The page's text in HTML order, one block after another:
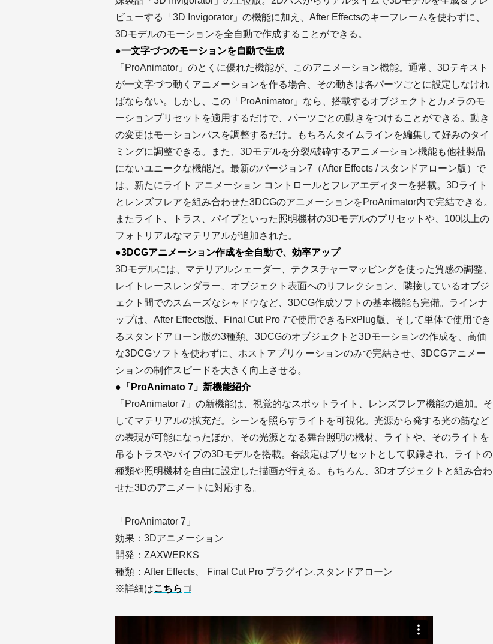
ビューする「3D Invigorator」の機能に加え、After Effectsのキーフレームを使わずに、
3Dモデルのモーションを全自動で作成することができる。
●一文字づつのモーションを自動で生成
「ProAnimator」のとくに優れた機能が、このアニメーション機能。通常、3Dテキスト
が一文字づつ動くアニメーションを作る場合、その動きは各パーツごとに設定しなけれ
ばならない。しかし、この「ProAnimator」なら、搭載するオブジェクトとカメラのモ
ーションプリセットを適用するだけで、パーツごとの動きをつけることができる。動き
の変更はモーションパスを調整するだけ。もちろんタイムラインを編集して好みのタイ
ミングに調整できる。また、3Dモデルを分裂/破砕するアニメーション機能も他社製品
にないユニークな機能だ。最新のバージョン7（After Effects / スタンドアローン版）で
は、新たにライト アニメーション コントロールとフレアエディターを搭載。3Dライト
とレンズフレアを組み合わせた3DCGのアニメーションをProAnimator内で完結できる。
またライト、トラス、パイプといった照明機材の3Dモデルのプリセットや、100以上の
フォトリアルなマテリアルが追加された。
●3DCGアニメーション作成を全自動で、効率アップ
3Dモデルには、マテリアルシェーダー、テクスチャーマッピングを使った質感の調整、
レイトレースレンダラー、オブジェクト表面へのリフレクション、隣接しているオブジ
ェクト間でのスムーズなシャドウなど、3DCG作成ソフトの基本機能も完備。ラインナ
ップは、After Effects版、Final Cut Pro 7で使用できるFxPlug版、そして単体で使用でき
るスタンドアローン版の3種類。3DCGのオブジェクトと3Dモーションの作成を、高価
な3DCGソフトを使わずに、ホストアプリケーションのみで完結させ、3DCGアニメー
ションの制作スピードを大きく向上させる。
●「ProAnimato 7」新機能紹介
「ProAnimator 7」の新機能は、視覚的なスポットライト、レンズフレア機能の追加。そ
してマテリアルの拡充だ。シーンを照らすライトを可視化。光源から発する光の筋など
の表現が可能になったほか、その光源となる舞台照明の機材、ライトや、そのライトを
吊るトラスやパイプの3Dモデルを搭載。各設定はプリセットとして収録され、ライトの
種類や照明機材を自由に設定した描画が行える。もちろん、3Dオブジェクトと組み合わ
せた3Dのアニメートに対応する。
「ProAnimator 7」
効果：3Dアニメーション
開発：ZAXWERKS
種類：After Effects、 Final Cut Pro プラグイン,スタンドアローン
※詳細はこちら